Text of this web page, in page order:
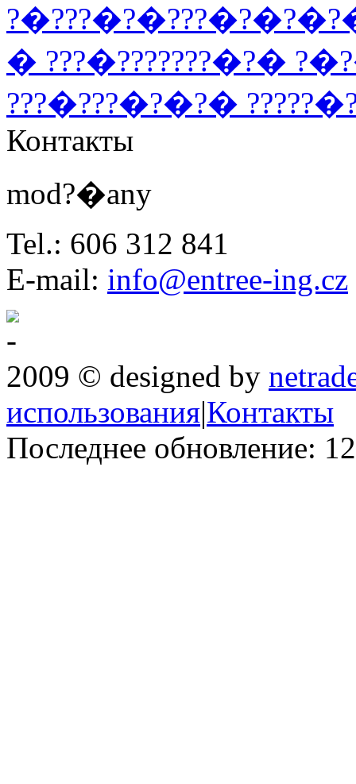
� ???�???????�?�
???�???�?�?�
Контакты
mod?�any
Tel.: 606 312 841
E-mail: info@entree-ing.cz
2009 © designed by
использования|Контакты
Последнее обновление: